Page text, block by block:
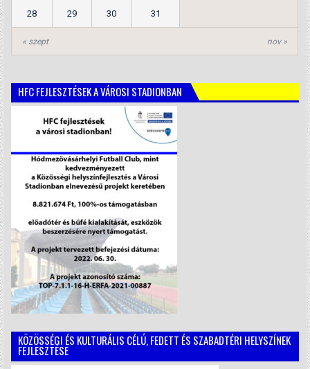
« szept nov »
28 29 30 31
HFC FEJLESZTÉSEK A VÁROSI STADIONBAN
KÖZÖSSÉGI ÉS KULTURÁLIS CÉLÚ, FEDETT ÉS SZABADTÉRI HELYSZÍNEK
FEJLESZTÉSE